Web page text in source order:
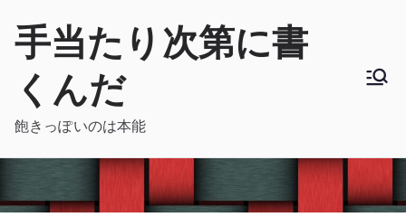
手当たり次第に書
くんだ
飽きっぽいのは本能